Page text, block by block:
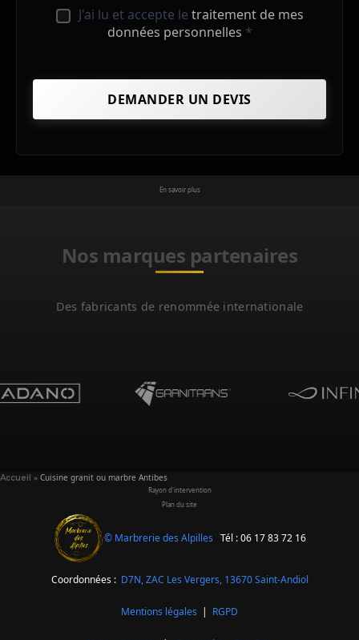
J'ai lu et accepte le traitement de mes
données personnelles *
En savoir plus
Nos marques partenaires
Des fabricants de renommée internationale
Accueil » Cuisine granit ou marbre Antibes
Rayon d'intervention
Plan du site
© Marbrerie des Alpilles Tél : 06 17 83 72 16
Coordonnées : D7N, ZAC Les Vergers, 13670 Saint-Andiol
Mentions légales | RGPD